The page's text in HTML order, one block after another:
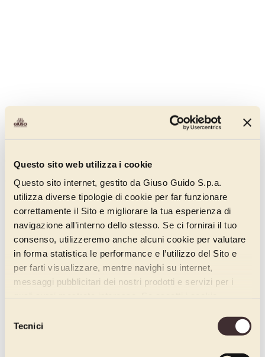
Questo sito web utilizza i cookie
Questo sito internet, gestito da Giuso Guido S.p.a.
utilizza diverse tipologie di cookie per far funzionare
correttamente il Sito e migliorare la tua esperienza di
navigazione all’interno dello stesso. Se ci fornirai il tuo
consenso, utilizzeremo anche alcuni cookie per valutare
in forma statistica le performance e l’utilizzo del Sito e
per farti visualizzare, mentre navighi su internet,
messaggi pubblicitari dei nostri prodotti e servizi per i
delTecnici
00710115
Concentrated raspberry-flavoured flavouring paste with low acidity.
Discover more